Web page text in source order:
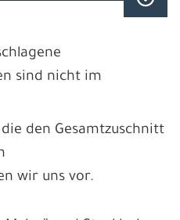
sind nicht im
den Gesamtzuschnitt
wir uns vor.